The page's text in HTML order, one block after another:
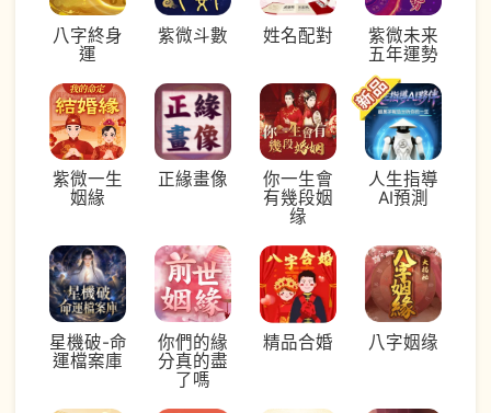
八字終身
運
紫微斗數 姓名配對
紫微未来
五年運勢
紫微一生
姻緣
正緣畫像
你一生會
有幾段姻
缘
人生指導
AI預測
星機破-命
運檔案庫
你們的緣
分真的盡
了嗎
精品合婚 八字姻缘